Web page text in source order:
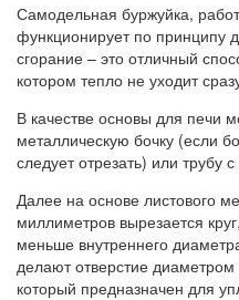
Самодельная буржуйка,
функционирует по принципу
сгорание – это отличный
котором тепло не уходит
В качестве основы для печи
металлическую бочку (если
следует отрезать) или
Далее на основе листового
миллиметров вырезается
меньше внутреннего
делают отверстие
который предназначен для